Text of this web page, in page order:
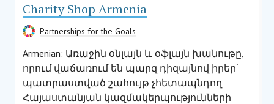
Charity Shop Armenia
Partnerships for the Goals
Armenian: Առաջին օնլայն և օֆլայն խանութը,
որում վաճառում են պարզ դիզայնով իրեր՝
պատրաստված շահույթ չհետապնդող
Հայաստանյան կազմակերպությունների